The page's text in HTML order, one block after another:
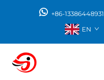
+86-13386448931
EN